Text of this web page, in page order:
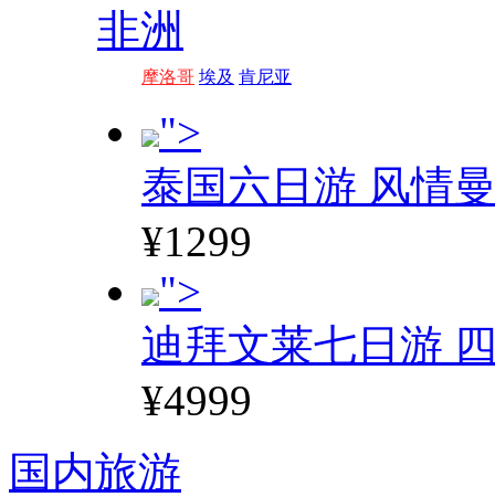
非洲
摩洛哥 埃及 肯尼亚
">
泰国六日游 风情
¥1299
">
迪拜文莱七日游
¥4999
国内旅游